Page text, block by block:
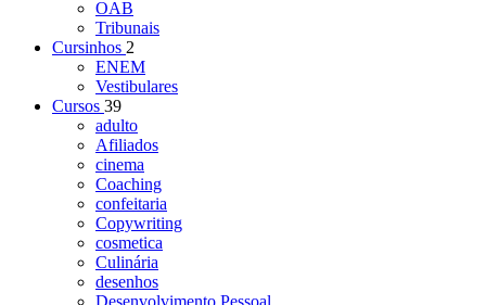
OAB
Tribunais
Cursinhos 2
ENEM
Vestibulares
Cursos 39
adulto
Afiliados
cinema
Coaching
confeitaria
Copywriting
cosmetica
Culinária
desenhos